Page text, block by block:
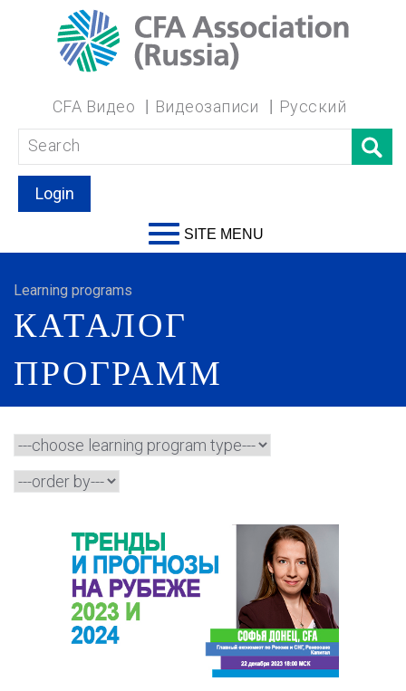
CFA Видео Видеозаписи Русский
Login
SITE MENU
Learning programs
КАТАЛОГ
ПРОГРАММ